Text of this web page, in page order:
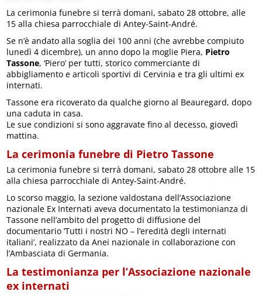
La cerimonia funebre si terrà domani, sabato 28 ottobre, alle
15 alla chiesa parrocchiale di Antey-Saint-André.
Se n’è andato alla soglia dei 100 anni (che avrebbe compiuto
lunedì 4 dicembre), un anno dopo la moglie Piera, Pietro
Tassone, ‘Piero’ per tutti, storico commerciante di
abbigliamento e articoli sportivi di Cervinia e tra gli ultimi ex
internati.
Tassone era ricoverato da qualche giorno al Beauregard, dopo
una caduta in casa.
Le sue condizioni si sono aggravate fino al decesso, giovedì
mattina.
La cerimonia funebre di Pietro Tassone
La cerimonia funebre si terrà domani, sabato 28 ottobre alle 15
alla chiesa parrocchiale di Antey-Saint-André.
Lo scorso maggio, la sezione valdostana dell’Associazione
nazionale Ex Internati aveva documentato la testimonianza di
Tassone nell’ambito del progetto di diffusione del
documentario ‘Tutti i nostri NO – l’eredità degli internati
italiani’, realizzato da Anei nazionale in collaborazione con
l’Ambasciata di Germania.
La testimonianza per l’Associazione nazionale
ex internati